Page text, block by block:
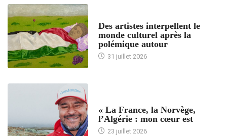
Des artistes interpellent le
monde culturel après la
polémique autour
31 juillet 2026
« La France, la Norvège,
l’Algérie : mon cœur est
23 juillet 2026